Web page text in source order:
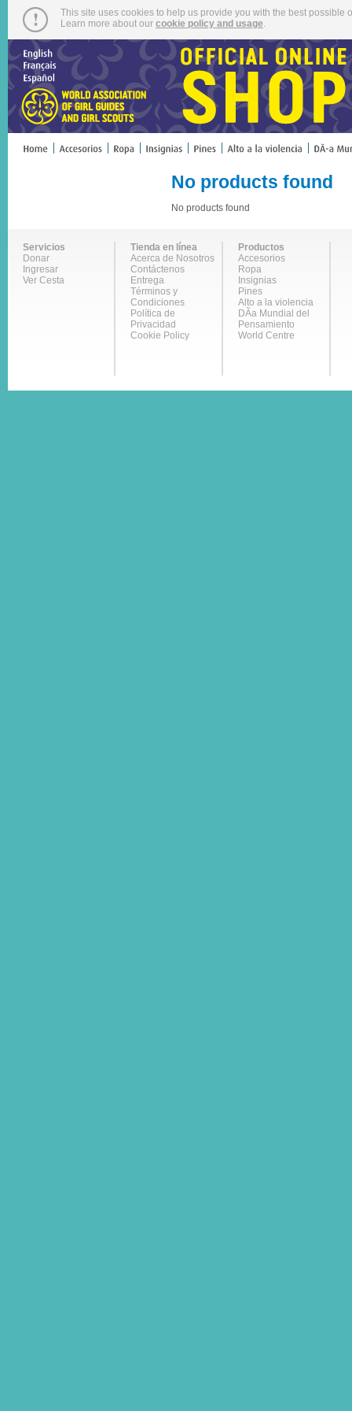
This site uses cookies to help us provide you with the best
Learn more about our cookie policy and usage
No products found
No products found
Servicios
Donar
Ingresar
Ver Cesta
Tienda en línea
Acerca de Nosotros
Contáctenos
Entrega
Términos y
Condiciones
Política de
Privacidad
Cookie Policy
Productos
Accesorios
Ropa
Insignias
Pines
Alto a la violencia
DÃ­a Mundial del
Pensamiento
World Centre